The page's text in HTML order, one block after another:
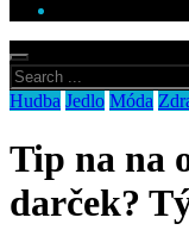
Hudba Jedlo Móda
Tip na na
darček?